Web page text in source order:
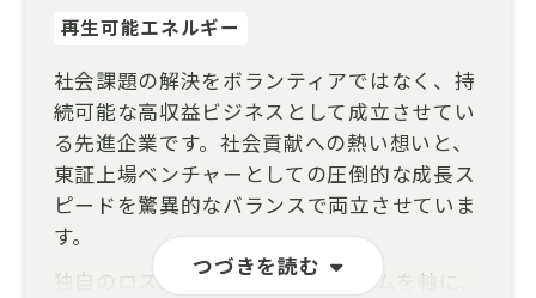
つづきを読む
再生可能エネルギー
社会課題の解決をボランティアではなく、持
続可能な高収益ビジネスとして成立させてい
る先進企業です。社会貢献への熱い想いと、
東証上場ベンチャーとしての圧倒的な成長ス
ピードを驚異的なバランスで両立させていま
す。
独自のロス削減ECプラットフォームを軸に、